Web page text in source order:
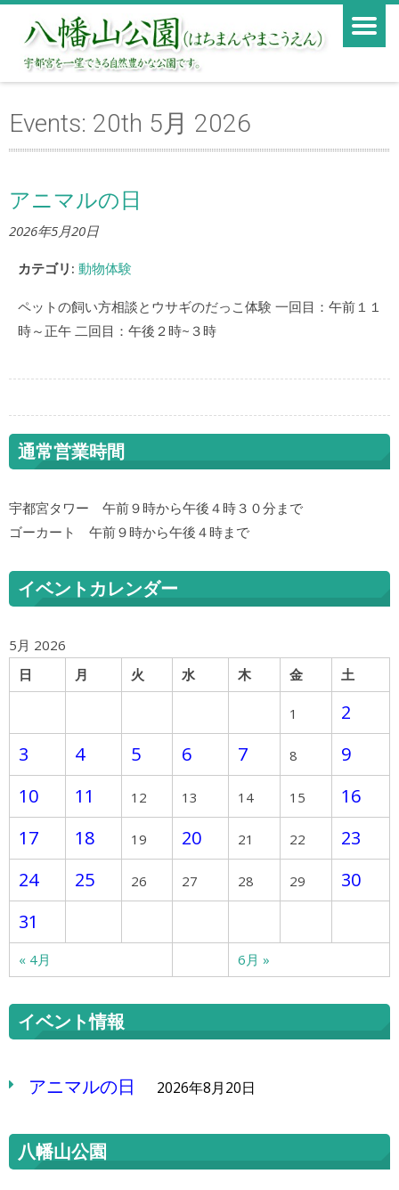
Events: 20th 5月 2026
アニマルの日
2026年5月20日
カテゴリ: 動物体験
ペットの飼い方相談とウサギのだっこ体験 一回目：午前１１
時～正午 二回目：午後２時~３時
通常営業時間
宇都宮タワー 午前９時から午後４時３０分まで
ゴーカート 午前９時から午後４時まで
イベントカレンダー
5月 2026
日
月 火 水 木 金 土
1
2
3
4 5 6 7 8
9
10
11 12 13 14 15
16
17
18 19 20 21 22
23
24
25 26 27 28 29
30
31
« 4月 6月 »
イベント情報
アニマルの日 2026年8月20日
八幡山公園